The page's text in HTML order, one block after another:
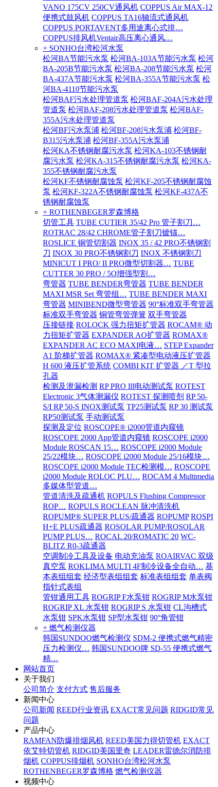
VANO 175CV 250CV通风机 COPPUS Air MAX-12
便携式鼓风机 COPPUS TA16轴流式通风机
COPPUS PORTAVENT多用途离心式排…
COPPUS排风机Ventair高压离心通风…
+ SONHO台湾松河水泵
松河BA节能污水泵 松河BA-103A节能污水泵 松河
BA-205B节能污水泵 松河BA-208节能污水泵 松河
BA-437A节能污水泵 松河BA-355A节能污水泵 松
河BA-4110节能污水泵
松河BAF污水处理管道泵 松河BAF-204A污水处理
管道泵 松河BAF-208污水处理管道泵 松河BAF-
355A污水处理管道泵
松河BF污水泵浦 松河BF-208污水泵浦 松河BF-
B315污水泵浦 松河BF-355A污水泵浦
松河KA不锈钢耐腐污水泵 松河KA-103不锈钢耐
腐污水泵 松河KA-315不锈钢耐腐污水泵 松河KA-
355不锈钢耐腐污水泵
松河KF不锈钢耐腐蚀泵 松河KF-205不锈钢耐腐蚀
泵 松河KF-322A不锈钢耐腐蚀泵 松河KF-437A不
锈钢耐腐蚀泵
+ ROTHENBEGER罗森博格
切管工具 TUBE CUTIER 35/42 Pro 管子割刀…
ROTRAC 28/42 CHROME管子割刀镀锚…
ROSLICE 铜管切割器 INOX 35 / 42 PRO不锈钢割
刀 INOX 30 PRO不锈钢割刀 INOX 不锈钢割刀
MINICUT I PRO/ II PRO微型切割器… TUBE
CUTTER 30 PRO / 5O增强型割…
弯管器 TUBE BENDER弯管器 TUBE BENDER
MAXI MSR Set 弯管组… TUBE BENDER MAXI
弯管器 MINIBEND微型弯管器 90°标准双手弯管器
标准双手弯管器 铜管弯管弹簧 双手弯管器
压接链接 ROLOCK 强力扭矩扩管器 ROCAM® 动
力扭矩扩管器 EXPANDER AO扩管器 ROMAX®
EXPANDER AC ECO MAXI电液… STEP Expander
A1 阶梯扩管器 ROMAX® 紧凑型电动液压扩管器
H 600 液压扩管系统 COMBI KIT 扩管器 ／T 型拉
孔器
检测及泄漏检测 RP PRO Ill电动测试泵 ROTEST
Electronic 3气体测漏仪 ROTEST 探测喷剂 RP 50-
S/I RP 50-S INOX测试泵 TP25测试泵 RP 30 测试泵
RP50测试泵 手动测试泵
探测及定位 ROSCOPE® i2000管道内窥镜
ROSCOPE 2000 App管道内窥镜 ROSCOPE i2000
Module ROSCAN 15… ROSCOPE i2000 Module
25/22模块… ROSCOPE i2000 Module 25/16模块…
ROSCOPE i2000 Module TEC检测模… ROSCOPE
i2000 Module ROLOC PLU… ROCAM 4 Multimedia
多媒体型管道…
管道清洗及疏通机 ROPULS Flushing Compressor
ROP… ROPULS ROCLEAN 脉冲清洗机
ROPUMP® SUPER PLUS/疏通器 ROPUMP ROSPI
H+E PLUS疏通器 ROSOLAR PUMP/ROSOLAR
PUMP PLUS… ROCAL 20/ROMATIC 20 WC-
BLITZ R0-3疏通器
空调制冷工具及设备 电动充油泵 ROAIRVAC 双级
真空泵 ROKLIMA MULTI 4F制冷设备全自动… 基
本表组组套 经济型表组组套 标准表组组套 单表阀
指针式表组
管钳通用工具 ROGRIP F水泵钳 ROGRIP M水泵钳
ROGRIP XL 水泵钳 ROGRIP S 水泵钳 CL沟槽式
水泵钳 SPK水泵钳 SP型水泵钳 90°角管钳
+ 燃气检测仪器
韩国SUNDOO燃气检测仪 SDM-2 便携式燃气精密
压力检测仪… 韩国SUNDOO牌 SD-55 便携式燃气
精…
网站首页
关于我们
公司简介 支付方式 售后服务
新闻中心
公司新闻 REED行业资讯 EXACT常见问题 RIDGID常见
问题
产品中心
RAMFAN防爆排烟风机 REED美国力得切管机 EXACT
依艾特切管机 RIDGID美国里奇 LEADER雷德尔消防排
烟机 COPPUS排烟机 SONHO台湾松河水泵
ROTHENBEGER罗森博格 燃气检测仪器
视频中心